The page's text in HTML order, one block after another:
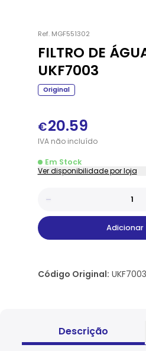
Ref. MGF551302
FILTRO DE
UKF7003
Original
€20.59
IVAnãoincluído
Em Stock
Ver disponibilidade por loja
Adicionar
Código Original: UKF7003
Descrição